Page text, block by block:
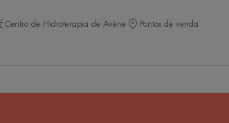
Centro de Hidroterapia de Avène Pontos de venda